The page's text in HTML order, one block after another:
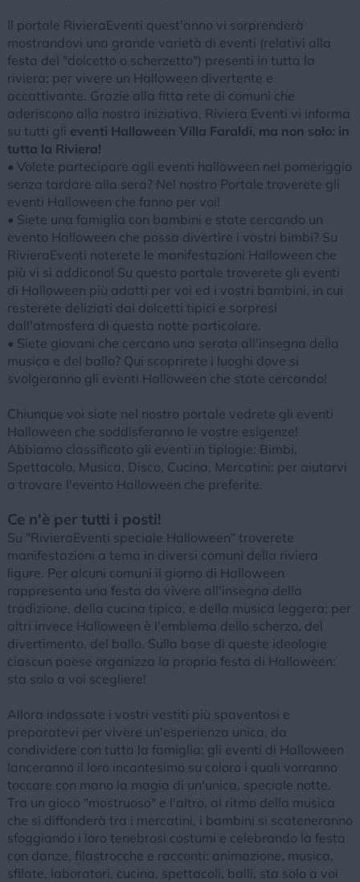
Il portale RivieraEventi quest'anno vi sorprenderà
mostrandovi una grande varietà di eventi (relativi alla
festa del "dolcetto o scherzetto") presenti in tutta la
riviera: per vivere un Halloween divertente e
accattivante. Grazie alla fitta rete di comuni che
aderiscono alla nostra iniziativa, Riviera Eventi vi informa
su tutti gli eventi Halloween Villa Faraldi, ma non solo: in
tutta la Riviera!
• Volete partecipare agli eventi halloween nel pomeriggio
senza tardare alla sera? Nel nostro Portale troverete gli
eventi Halloween che fanno per voi!
• Siete una famiglia con bambini e state cercando un
evento Halloween che possa divertire i vostri bimbi? Su
RivieraEventi noterete le manifestazioni Halloween che
più vi si addicono! Su questo portale troverete gli eventi
di Halloween più adatti per voi ed i vostri bambini, in cui
resterete deliziati dai dolcetti tipici e sorpresi
dall'atmosfera di questa notte particolare.
• Siete giovani che cercano una serata all'insegna della
musica e del ballo? Qui scoprirete i luoghi dove si
svolgeranno gli eventi Halloween che state cercando!
Chiunque voi siate nel nostro portale vedrete gli eventi
Halloween che soddisferanno le vostre esigenze!
Abbiamo classificato gli eventi in tiplogie: Bimbi,
Spettacolo, Musica, Disco, Cucina, Mercatini: per aiutarvi
a trovare l'evento Halloween che preferite.
Ce n'è per tutti i posti!
Su "RivieraEventi speciale Halloween" troverete
manifestazioni a tema in diversi comuni della riviera
ligure. Per alcuni comuni il giorno di Halloween
rappresenta una festa da vivere all'insegna della
tradizione, della cucina tipica, e della musica leggera; per
altri invece Halloween è l'emblema dello scherzo, del
divertimento, del ballo. Sulla base di queste ideologie
ciascun paese organizza la propria festa di Halloween:
sta solo a voi scegliere!
Allora indossate i vostri vestiti più spaventosi e
preparatevi per vivere un'esperienza unica, da
condividere con tutta la famiglia: gli eventi di Halloween
lanceranno il loro incantesimo su coloro i quali vorranno
toccare con mano la magia di un'unica, speciale notte.
Tra un gioco "mostruoso" e l'altro, al ritmo della musica
che si diffonderà tra i mercatini, i bambini si scateneranno
sfoggiando i loro tenebrosi costumi e celebrando la festa
con danze, filastrocche e racconti: animazione, musica,
sfilate, laboratori, cucina, spettacoli, balli, sta solo a voi